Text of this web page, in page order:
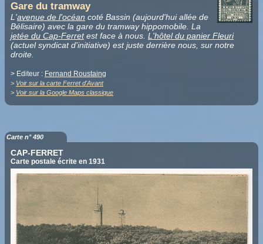
Gare du tramway
L'avenue de l'océan coté Bassin (aujourd'hui allée de
Bélisaire) avec la gare du tramway hippomobile. La
jetée du Cap-Ferretest face à nous. L'hôtel du panier Fleuri
(actuel syndicat d'initiative) est juste derrière nous, sur notre
droite.
> Editeur : Fernand Roustaing
> Voir sur la carte Ferret d'Avant
> Voir sur la Google Maps classique
Carte n° 490
CAP-FERRET
Carte postale écrite en 1931